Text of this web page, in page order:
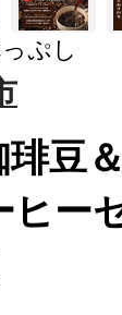
ぷし
琲豆
ヒー